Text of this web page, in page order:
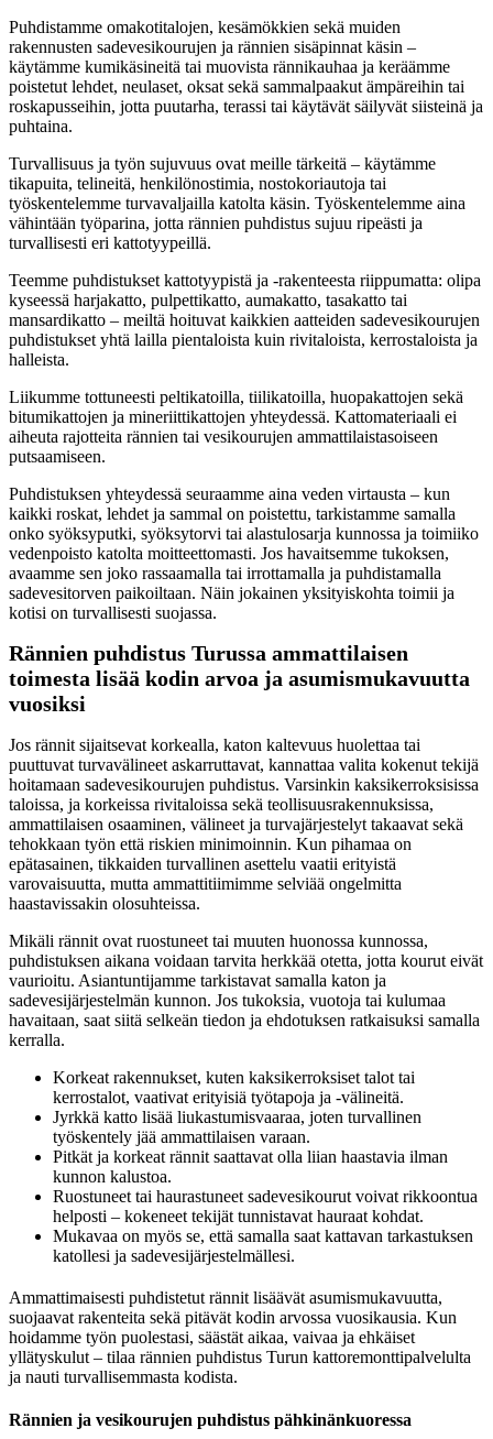
Puhdistamme omakotitalojen, kesämökkien sekä muiden
rakennusten sadevesikourujen ja rännien sisäpinnat käsin –
käytämme kumikäsineitä tai muovista rännikauhaa ja keräämme
poistetut lehdet, neulaset, oksat sekä sammalpaakut ämpäreihin tai
roskapusseihin, jotta puutarha, terassi tai käytävät säilyvät siisteinä ja
puhtaina.
Turvallisuus ja työn sujuvuus ovat meille tärkeitä – käytämme
tikapuita, telineitä, henkilönostimia, nostokoriautoja tai
työskentelemme turvavaljailla katolta käsin. Työskentelemme aina
vähintään työparina, jotta rännien puhdistus sujuu ripeästi ja
turvallisesti eri kattotyypeillä.
Teemme puhdistukset kattotyypistä ja -rakenteesta riippumatta: olipa
kyseessä harjakatto, pulpettikatto, aumakatto, tasakatto tai
mansardikatto – meiltä hoituvat kaikkien aatteiden sadevesikourujen
puhdistukset yhtä lailla pientaloista kuin rivitaloista, kerrostaloista ja
halleista.
Liikumme tottuneesti peltikatoilla, tiilikatoilla, huopakattojen sekä
bitumikattojen ja mineriittikattojen yhteydessä. Kattomateriaali ei
aiheuta rajotteita rännien tai vesikourujen ammattilaistasoiseen
putsaamiseen.
Puhdistuksen yhteydessä seuraamme aina veden virtausta – kun
kaikki roskat, lehdet ja sammal on poistettu, tarkistamme samalla
onko syöksyputki, syöksytorvi tai alastulosarja kunnossa ja toimiiko
vedenpoisto katolta moitteettomasti. Jos havaitsemme tukoksen,
avaamme sen joko rassaamalla tai irrottamalla ja puhdistamalla
sadevesitorven paikoiltaan. Näin jokainen yksityiskohta toimii ja
kotisi on turvallisesti suojassa.
Rännien puhdistus Turussa ammattilaisen
toimesta lisää kodin arvoa ja asumismukavuutta
vuosiksi
Jos rännit sijaitsevat korkealla, katon kaltevuus huolettaa tai
puuttuvat turvavälineet askarruttavat, kannattaa valita kokenut tekijä
hoitamaan sadevesikourujen puhdistus. Varsinkin kaksikerroksisissa
taloissa, ja korkeissa rivitaloissa sekä teollisuusrakennuksissa,
ammattilaisen osaaminen, välineet ja turvajärjestelyt takaavat sekä
tehokkaan työn että riskien minimoinnin. Kun pihamaa on
epätasainen, tikkaiden turvallinen asettelu vaatii erityistä
varovaisuutta, mutta ammattitiimimme selviää ongelmitta
haastavissakin olosuhteissa.
Mikäli rännit ovat ruostuneet tai muuten huonossa kunnossa,
puhdistuksen aikana voidaan tarvita herkkää otetta, jotta kourut eivät
vaurioitu. Asiantuntijamme tarkistavat samalla katon ja
sadevesijärjestelmän kunnon. Jos tukoksia, vuotoja tai kulumaa
havaitaan, saat siitä selkeän tiedon ja ehdotuksen ratkaisuksi samalla
kerralla.
Korkeat rakennukset, kuten kaksikerroksiset talot tai
kerrostalot, vaativat erityisiä työtapoja ja -välineitä.
Jyrkkä katto lisää liukastumisvaaraa, joten turvallinen
työskentely jää ammattilaisen varaan.
Pitkät ja korkeat rännit saattavat olla liian haastavia ilman
kunnon kalustoa.
Ruostuneet tai haurastuneet sadevesikourut voivat rikkoontua
helposti – kokeneet tekijät tunnistavat hauraat kohdat.
Mukavaa on myös se, että samalla saat kattavan tarkastuksen
katollesi ja sadevesijärjestelmällesi.
Ammattimaisesti puhdistetut rännit lisäävät asumismukavuutta,
suojaavat rakenteita sekä pitävät kodin arvossa vuosikausia. Kun
hoidamme työn puolestasi, säästät aikaa, vaivaa ja ehkäiset
yllätyskulut – tilaa rännien puhdistus Turun kattoremonttipalvelulta
ja nauti turvallisemmasta kodista.
Rännien ja vesikourujen puhdistus pähkinänkuoressa